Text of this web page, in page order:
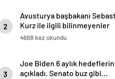
2
Avusturya başbakanı
Kurz ile ilgili bilinmeyenler
4668 kez okundu
3
Joe Biden 6 aylık
açıkladı. Senato buz gibi…